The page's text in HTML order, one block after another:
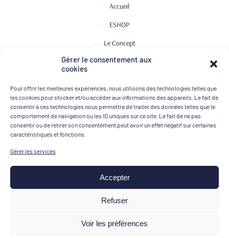
Gérer le consentement aux
cookies
Pour offrir les meilleures expériences, nous utilisons des technologies telles que
les cookies pour stocker et/ou accéder aux informations des appareils. Le fait de
consentir à ces technologies nous permettra de traiter des données telles que le
comportement de navigation ou les ID uniques sur ce site. Le fait de ne pas
consentir ou de retirer son consentement peut avoir un effet négatif sur certaines
caractéristiques et fonctions.
Gérer les services
Accepter
Refuser
Voir les préférences
Accueil
ESHOP
Le Concept
Club de Dégustation
Contact
MOYENS DE PAIEMENT
Mentions légales
Politique de confidentialité